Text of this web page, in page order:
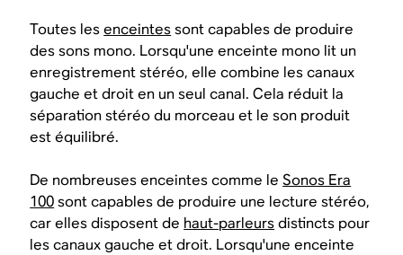
Toutes lesenceintessont capables de produire
des sons mono. Lorsqu'une enceinte mono lit un
enregistrement stéréo, elle combine les canaux
gauche et droit en un seul canal. Cela réduit la
séparation stéréo du morceau et le son produit
est équilibré.
De nombreuses enceintes comme leSonos Era
100sont capables de produire une lecture stéréo,
car elles disposent de haut-parleursdistincts pour
les canaux gauche et droit. Lorsqu'une enceinte